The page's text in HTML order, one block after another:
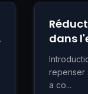
dans
l'étude
repenser
a co...